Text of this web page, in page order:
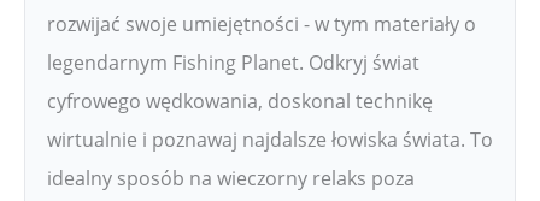
rozwijać swoje umiejętności - w tym materiały o
legendarnym Fishing Planet. Odkryj świat
cyfrowego wędkowania, doskonal technikę
wirtualnie i poznawaj najdalsze łowiska świata. To
idealny sposób na wieczorny relaks poza